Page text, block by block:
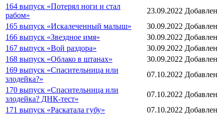
164 выпуск «Потерял ноги и стал
рабом»
23.09.2022 Добавлен
165 выпуск «Искалеченный малыш»
30.09.2022 Добавлен
166 выпуск «Звездное имя»
30.09.2022 Добавлен
167 выпуск «Вой раздора»
30.09.2022 Добавлен
168 выпуск «Облако в штанах»
30.09.2022 Добавлен
169 выпуск «Спасительница или
злодейка?»
07.10.2022 Добавлен
170 выпуск «Спасительница или
злодейка? ДНК-тест»
07.10.2022 Добавлен
171 выпуск «Раскатала губу»
07.10.2022 Добавлен